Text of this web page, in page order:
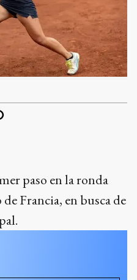
paso en la ronda
Francia, en busca de